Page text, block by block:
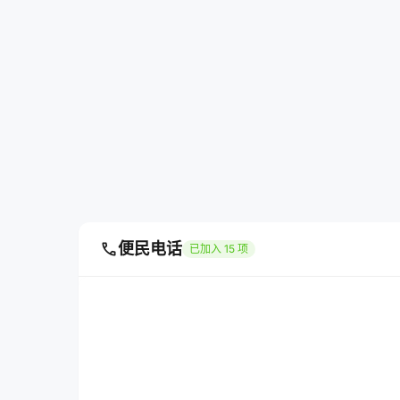
call便民电话 已加入 15 项